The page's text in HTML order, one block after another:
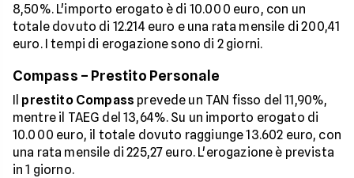
8,50%. L'importo erogato è di 10.000 euro, con un
totale dovuto di 12.214 euro e una rata mensile di 200,41
euro. I tempi di erogazione sono di 2 giorni.
Compass – Prestito Personale
Il prestito Compass prevede un TAN fisso del 11,90%,
mentre il TAEG del 13,64%. Su un importo erogato di
10.000 euro, il totale dovuto raggiunge 13.602 euro, con
una rata mensile di 225,27 euro. L'erogazione è prevista
in 1 giorno.